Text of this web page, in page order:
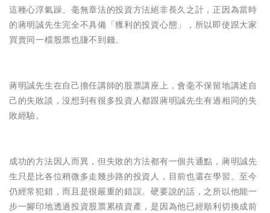
這種心浮氣躁、毫無章法的投資方法絕非長久之計，正因為當時
的蔣明誠先生完全不具備「獲利的投資心態」，所以即使跟大家
買賣同一檔股票也賺不到錢。
蔣明誠先生在自己擔任講師的股票講座上，會毫不保留地講述自
己的失敗談，沒想到有很多投資人都跟蔣明誠先生有過相同的失
敗經驗。
成功的方法因人而異，但失敗的方法都有一個共通點，蔣明誠先
生只是比各位稍微多走幾步路的投資人，目前也還在學習。至今
仍經常犯錯，而且是很嚴重的錯誤。硬要說的話，之所以他能一
步一腳印地透過投資股票累積資產，是因為他已經順利切換成前